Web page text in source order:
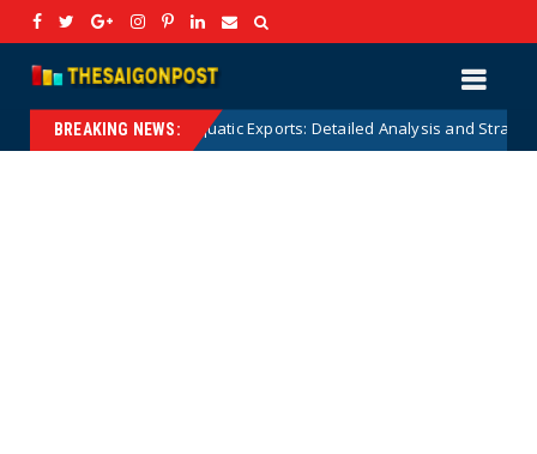
BREAKING NEWS:
and Aquatic Exports: Detailed Analysis and Strategic Solutions